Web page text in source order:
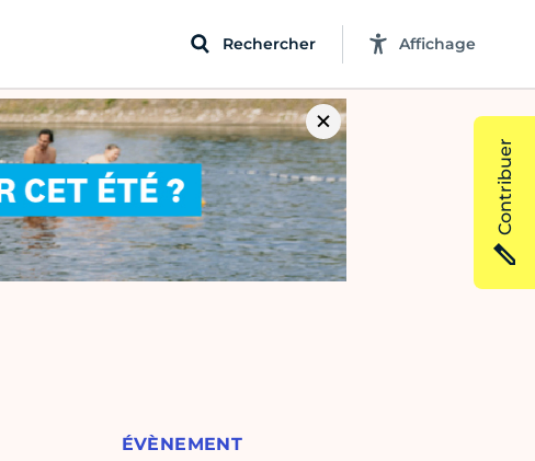
Rechercher Affichage
ÉVÈNEMENT
Contribuer